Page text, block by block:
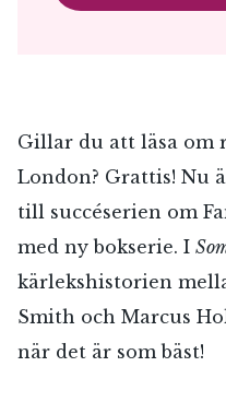
Gillar du att läsa om
London? Grattis! Nu
till succéserien om
med ny bokserie. I
kärlekshistorien
Smith och Marcus
när det är som bäst!